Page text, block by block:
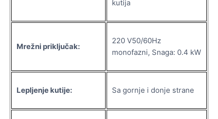
kutija
Mrežni priključak:
220 V50/60Hz
monofazni, Snaga: 0.4 kW
Lepljenje kutije: Sa gornje i donje strane